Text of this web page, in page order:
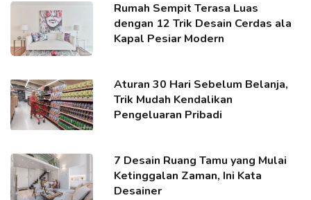
Rumah Sempit Terasa Luas
dengan 12 Trik Desain Cerdas ala
Kapal Pesiar Modern
Aturan 30 Hari Sebelum Belanja,
Trik Mudah Kendalikan
Pengeluaran Pribadi
7 Desain Ruang Tamu yang Mulai
Ketinggalan Zaman, Ini Kata
Desainer